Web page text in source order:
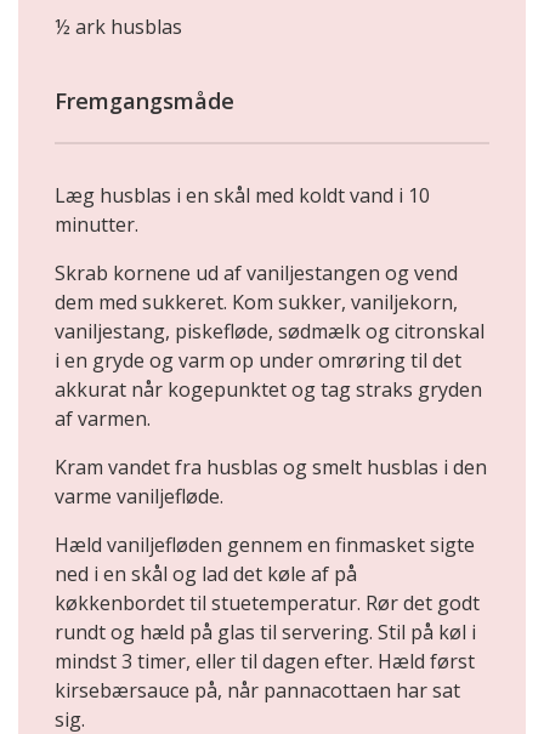
½ ark husblas
Fremgangsmåde
Læg husblas i en skål med koldt vand i 10
minutter.
Skrab kornene ud af vaniljestangen og vend
dem med sukkeret. Kom sukker, vaniljekorn,
vaniljestang, piskefløde, sødmælk og citronskal
i en gryde og varm op under omrøring til det
akkurat når kogepunktet og tag straks gryden
af varmen.
Kram vandet fra husblas og smelt husblas i den
varme vaniljefløde.
Hæld vaniljefløden gennem en finmasket sigte
ned i en skål og lad det køle af på
køkkenbordet til stuetemperatur. Rør det godt
rundt og hæld på glas til servering. Stil på køl i
mindst 3 timer, eller til dagen efter. Hæld først
kirsebærsauce på, når pannacottaen har sat
sig.